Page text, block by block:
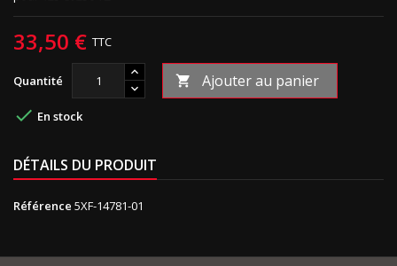
33,50 € TTC
Quantité  Ajouter au panier
 En stock
DÉTAILS DU PRODUIT
Référence 5XF-14781-01